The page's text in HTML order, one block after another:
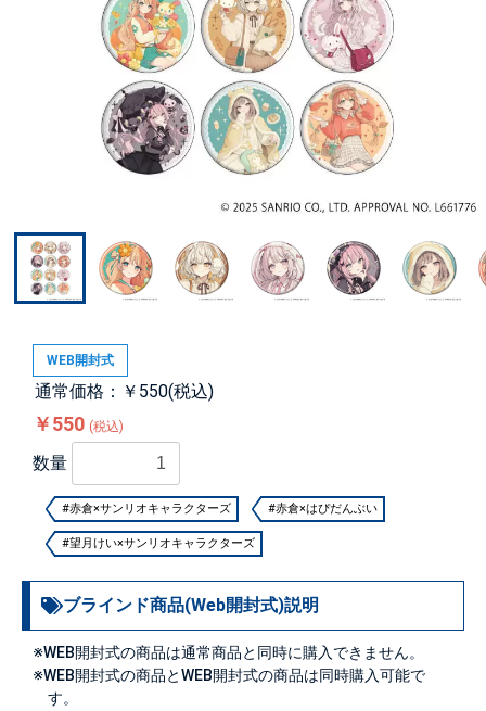
WEB開封式
通常価格：￥550(税込)
￥550 (税込)
数量
#赤倉×サンリオキャラクターズ #赤倉×はぴだんぶい
#望月けい×サンリオキャラクターズ
ブラインド商品(Web開封式)説明
※WEB開封式の商品は通常商品と同時に購入できません。
※WEB開封式の商品とWEB開封式の商品は同時購入可能で
す。